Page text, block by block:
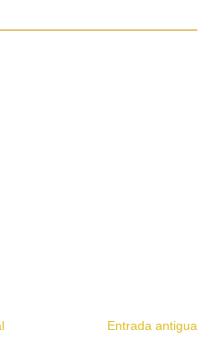
Entrada antigua